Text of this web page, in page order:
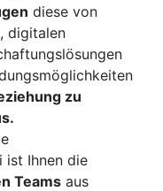
diese von
digitalen
zu
ist Ihnen die
Teams aus